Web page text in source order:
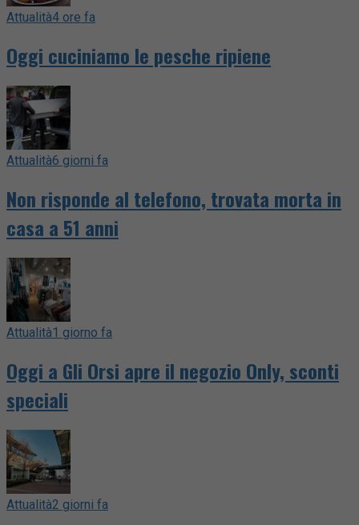
Attualità4 ore fa
Oggi cuciniamo le pesche ripiene
Attualità6 giorni fa
Non risponde al telefono, trovata morta in
casa a 51 anni
Attualità1 giorno fa
Oggi a Gli Orsi apre il negozio Only, sconti
speciali
Attualità2 giorni fa